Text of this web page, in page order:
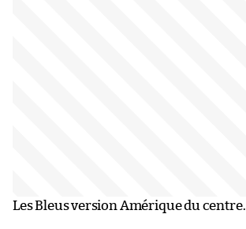
Les Bleus version Amérique du centre.